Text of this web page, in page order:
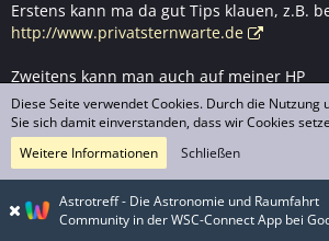
Erstens kann ma da gut Tips klauen, z.B.
http://www.privatsternwarte.de
Zweitens kann man auch auf meiner HP
http://www.wagnerul.de
sehen, was
geht, wobei gesagt werden muss: Meister
Himmel, eher über den Kabelsalat!
Drittens ist der fotografische Unterschied
verhältnismäßig gering (ich habs
mechanische Aufwand aber absurd viel
Astrotreff - Die Astronomie und Raumfahrt
Community in der WSC-Connect App bei
Diese Seite verwendet Cookies. Durch die Nutzung
Sie sich damit einverstanden, dass wir Cookies
Weitere Informationen
Schließen